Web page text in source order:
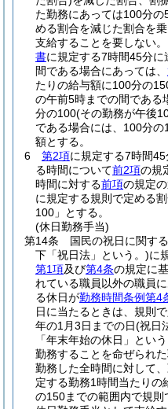
た勤務にあっては100分の
める割合を減じた割合を
支給することを要しない。
書に規定する7時間45分
間である場合にあっては、
たりの給与額に100分の
の午前5時までの間である
分の100(その勤務が午後
である場合には、100分の
額とする。
6
第2項に規定する7時間
る時間について前2項の規
時間に対する前項の規定の
に規定する規則で定める
100」とする。
(休日勤務手当)
第14条
国民の祝日に関す
下「祝日法」という。)に
第1項及び第4条の規定に
れている職員以外の職員
る休日が勤務時間条例第4
日に当たるときは、規則
年の1月3日までの日(祝日
「年末年始の休日」とい
勤務することを命ぜられ
勤務した全時間に対して、
定する勤務1時間当たり
の150までの範囲内で規